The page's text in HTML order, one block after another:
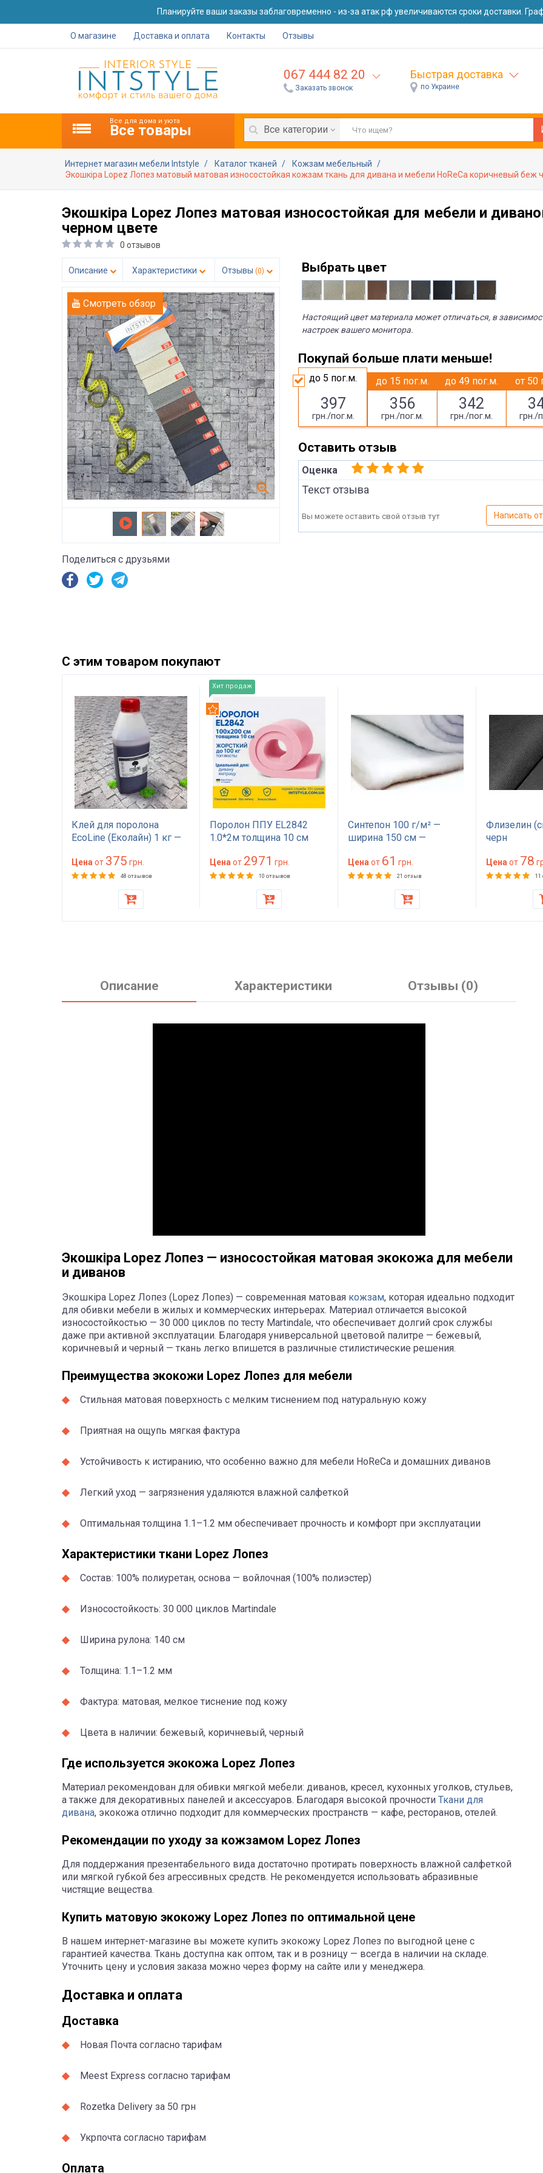
Планируйте ваши заказы заблаговременно - из-за атак рф увеличиваются сроки доставки.
О магазине Доставка и оплата Контакты Отзывы
067 444 82 20
Заказать звонок
Быстрая доставка
по Украине
Все для дома и уюта
Все товары Все категории
Интернет магазин мебели Intstyle Каталог тканей
Кожзам мебельный
Экошкіра Lopez Лопез матовый матовая износостойкая кожзам ткань для дивана и мебели HoReCa коричневый беж
Экошкіра Lopez Лопез матовая износостойкая для мебели и
черном цвете
0 отзывов
Описание Характеристики Отзывы (0)
Смотреть обзор
Поделиться с друзьями
Выбрать цвет
Настоящий цвет материала может отличаться, в
настроек вашего монитора.
Покупай больше плати меньше!
до 5 пог.м.
397
грн./пог.м.
до 15 пог.м.
356
грн./пог.м.
до 49 пог.м.
342
грн./пог.м.
от 50
грн./
Оставить отзыв
Оценка
Текст отзыва
Вы можете оставить свой отзыв тут Написать
С этим товаром покупают
Клей для поролона
EcoLine (Еколайн) 1 кг —
красного цвета
Цена от 375 грн.
48 отзывов
Хит продаж
Поролон ППУ EL2842
1.0*2м толщина 10 см
(1000х2000) жесткий для
матраса, топпера, дивана,
Цена от 2971 грн.
10 отзывов
Синтепон 100 г/м² —
ширина 150 см —
утепления
Цена от 61 грн.
21 отзыв
Флизелин
черн
Цена от 78
11
Описание Характеристики Отзывы (0)
Экошкіра Lopez Лопез — износостойкая матовая экокожа для мебели
и диванов
Экошкіра Lopez Лопез (Lopez Лопез) — современная матовая кожзам, которая идеально подходит
для обивки мебели в жилых и коммерческих интерьерах. Материал отличается высокой
износостойкостью — 30 000 циклов по тесту Martindale, что обеспечивает долгий срок службы
даже при активной эксплуатации. Благодаря универсальной цветовой палитре — бежевый,
коричневый и черный — ткань легко впишется в различные стилистические решения.
Преимущества экокожи Lopez Лопез для мебели
Стильная матовая поверхность с мелким тиснением под натуральную кожу
Приятная на ощупь мягкая фактура
Устойчивость к истиранию, что особенно важно для мебели HoReCa и домашних диванов
Легкий уход — загрязнения удаляются влажной салфеткой
Оптимальная толщина 1.1–1.2 мм обеспечивает прочность и комфорт при эксплуатации
Характеристики ткани Lopez Лопез
Состав: 100% полиуретан, основа — войлочная (100% полиэстер)
Износостойкость: 30 000 циклов Martindale
Ширина рулона: 140 см
Толщина: 1.1–1.2 мм
Фактура: матовая, мелкое тиснение под кожу
Цвета в наличии: бежевый, коричневый, черный
Где используется экокожа Lopez Лопез
Материал рекомендован для обивки мягкой мебели: диванов, кресел, кухонных уголков, стульев,
а также для декоративных панелей и аксессуаров. Благодаря высокой прочности Ткани для
дивана, экокожа отлично подходит для коммерческих пространств — кафе, ресторанов, отелей.
Рекомендации по уходу за кожзамом Lopez Лопез
Для поддержания презентабельного вида достаточно протирать поверхность влажной салфеткой
или мягкой губкой без агрессивных средств. Не рекомендуется использовать абразивные
чистящие вещества.
Купить матовую экокожу Lopez Лопез по оптимальной цене
В нашем интернет-магазине вы можете купить экокожу Lopez Лопез по выгодной цене с
гарантией качества. Ткань доступна как оптом, так и в розницу — всегда в наличии на складе.
Уточнить цену и условия заказа можно через форму на сайте или у менеджера.
Доставка и оплата
Доставка
Новая Почта согласно тарифам
Meest Express согласно тарифам
Rozetka Delivery за 50 грн
Укрпочта согласно тарифам
Оплата